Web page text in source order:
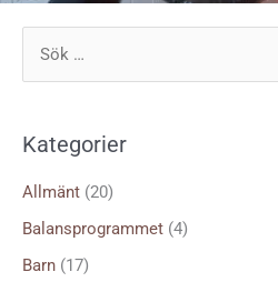
e
f
t
Kategorier
Allmänt (20)
Balansprogrammet (4)
Barn (17)